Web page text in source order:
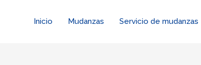
Inicio Mudanzas Servicio de mudanzas